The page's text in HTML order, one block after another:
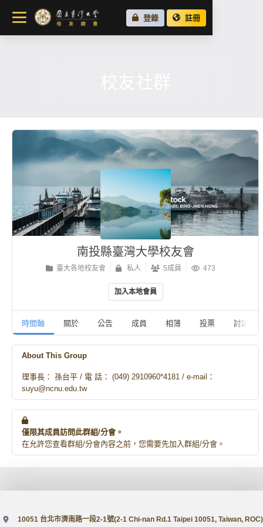
關於總會
最新消息
登錄 註冊
南投縣臺灣大學校友會
臺大各地校友會 私人 5成員 473
加入本地會員
時間軸 關於 公告 成員 相簿 投票 討論
About This Group
理事長： 孫台平 / 電 話： (049) 2910960*4181 / e-mail：
suyu@ncnu.edu.tw
僅限其成員訪問此群組/分會。
在允許您查看群組/分會內容之前，您需要先加入群組/分會。
10051 台北市濟南路一段2-1號(2-1 Chi-nan Rd.1 Taipei 10051, Taiwan, ROC)